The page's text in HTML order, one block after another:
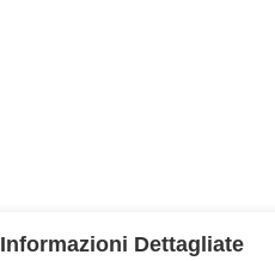
Informazioni Dettagliate